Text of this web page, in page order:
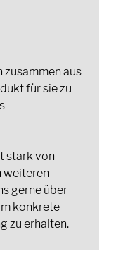
zusammen aus
für sie zu
stark von
weiteren
gerne über
konkrete
zu erhalten.